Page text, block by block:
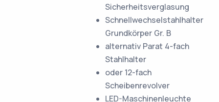
Sicherheitsverglasung
Schnellwechselstahlhalter
Grundkörper Gr. B
alternativ Parat 4-fach
Stahlhalter
oder 12-fach
Scheibenrevolver
LED-Maschinenleuchte